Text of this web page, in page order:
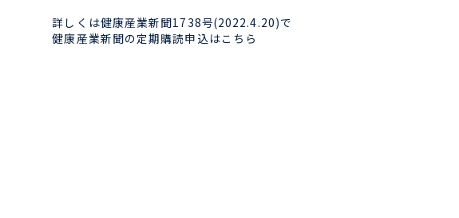
詳しくは健康産業新聞1738号(2022.4.20)で
健康産業新聞の定期購読申込はこちら